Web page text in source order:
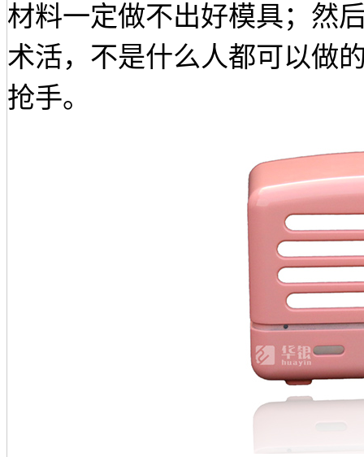
材料一定做不出好模具；然
术活，不是什么人都可以做
抢手。